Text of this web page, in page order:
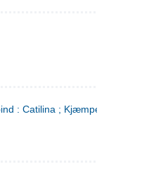
: Catilina ; Kjæmpehøien ;